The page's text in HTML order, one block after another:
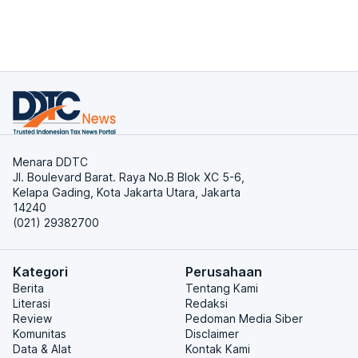
Menara DDTC
Jl. Boulevard Barat. Raya No.B Blok XC 5-6,
Kelapa Gading, Kota Jakarta Utara, Jakarta
14240
(021) 29382700
Kategori
Berita
Literasi
Review
Komunitas
Data & Alat
Perusahaan
Tentang Kami
Redaksi
Pedoman Media Siber
Disclaimer
Kontak Kami